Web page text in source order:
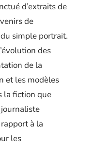
d’extraits de
de
simple portrait.
des
de la
et les modèles
la fiction que
à la
les